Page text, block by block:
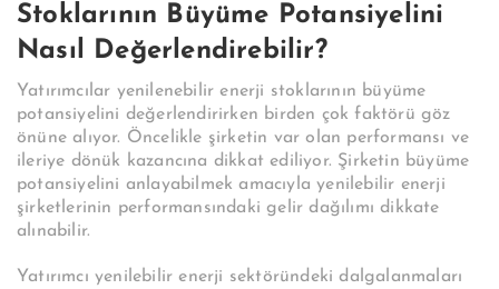
Stoklarının Büyüme Potansiyelini
Nasıl Değerlendirebilir?
Yatırımcılar yenilenebilir enerji stoklarının büyüme
potansiyelini değerlendirirken birden çok faktörü göz
önüne alıyor. Öncelikle şirketin var olan performansı ve
ileriye dönük kazancına dikkat ediliyor. Şirketin büyüme
potansiyelini anlayabilmek amacıyla yenilebilir enerji
şirketlerinin performansındaki gelir dağılımı dikkate
alınabilir.
Yatırımcı yenilebilir enerji sektöründeki dalgalanmaları